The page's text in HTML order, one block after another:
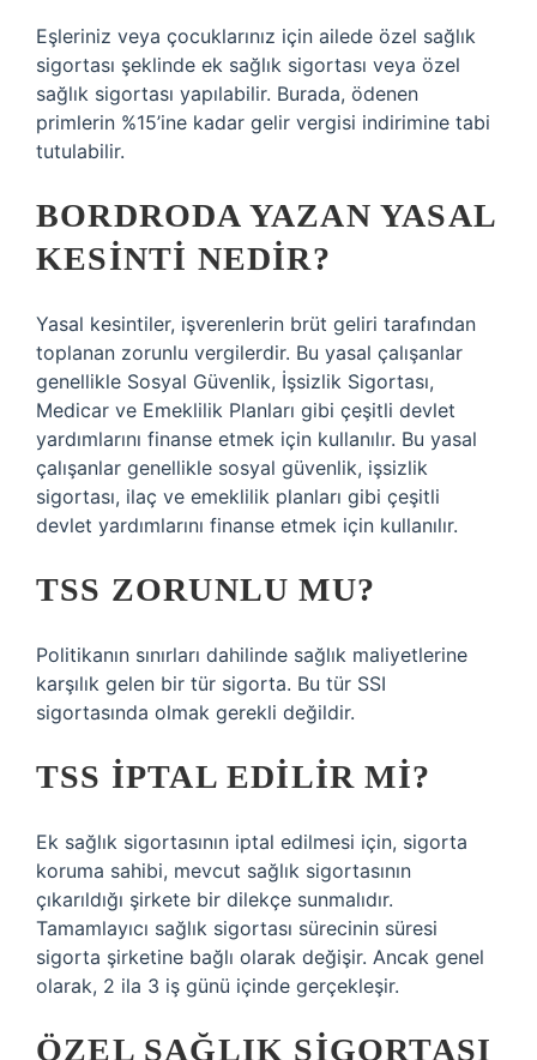
Eşleriniz veya çocuklarınız için ailede özel sağlık
sigortası şeklinde ek sağlık sigortası veya özel
sağlık sigortası yapılabilir. Burada, ödenen
primlerin %15’ine kadar gelir vergisi indirimine tabi
tutulabilir.
BORDRODA YAZAN YASAL
KESINTI NEDIR?
Yasal kesintiler, işverenlerin brüt geliri tarafından
toplanan zorunlu vergilerdir. Bu yasal çalışanlar
genellikle Sosyal Güvenlik, İşsizlik Sigortası,
Medicar ve Emeklilik Planları gibi çeşitli devlet
yardımlarını finanse etmek için kullanılır. Bu yasal
çalışanlar genellikle sosyal güvenlik, işsizlik
sigortası, ilaç ve emeklilik planları gibi çeşitli
devlet yardımlarını finanse etmek için kullanılır.
TSS ZORUNLU MU?
Politikanın sınırları dahilinde sağlık maliyetlerine
karşılık gelen bir tür sigorta. Bu tür SSI
sigortasında olmak gerekli değildir.
TSS IPTAL EDILIR MI?
Ek sağlık sigortasının iptal edilmesi için, sigorta
koruma sahibi, mevcut sağlık sigortasının
çıkarıldığı şirkete bir dilekçe sunmalıdır.
Tamamlayıcı sağlık sigortası sürecinin süresi
sigorta şirketine bağlı olarak değişir. Ancak genel
olarak, 2 ila 3 iş günü içinde gerçekleşir.
ÖZEL SAĞLIK SIGORTASI